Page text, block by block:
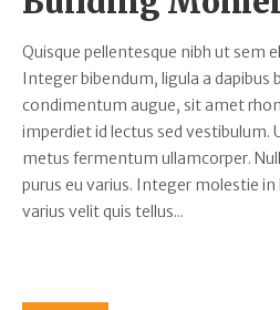
Quisque pellentesque nibh ut sem
Integer bibendum, ligula a dapibus
condimentum augue, sit amet
imperdiet id lectus sed
metus fermentum ullamcorper.
purus eu varius. Integer molestie
varius velit quis tellus...